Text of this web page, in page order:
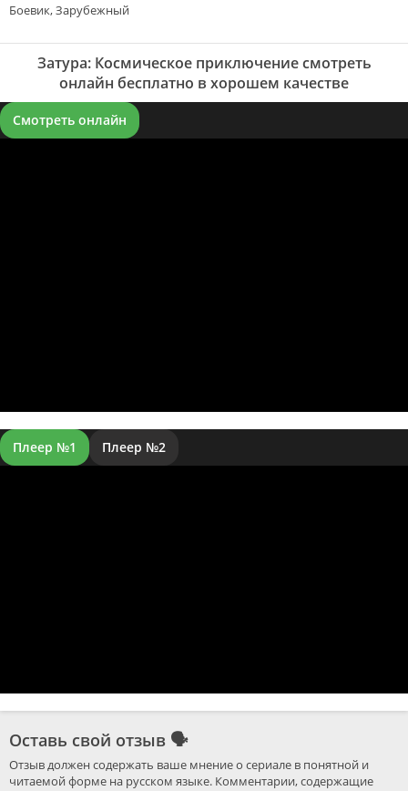
Боевик, Зарубежный
Затура: Космическое приключение смотреть
онлайн бесплатно в хорошем качестве
Смотреть онлайн
Плеер №1 Плеер №2
Оставь свой отзыв 🗣
Отзыв должен содержать ваше мнение о сериале в понятной и
читаемой форме на русском языке. Комментарии, содержащие